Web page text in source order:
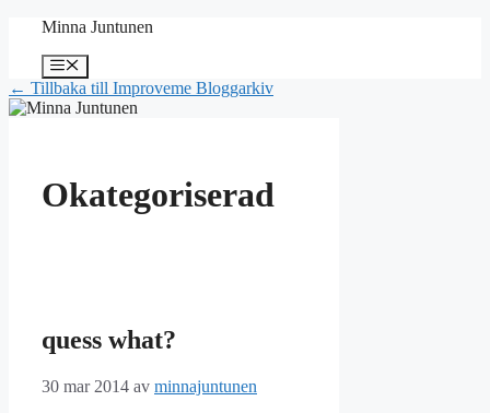
Hoppa
innehåll
Minna Juntunen
Meny
← Tillbaka till Improveme Bloggarkiv
Okategoriserad
quess what?
30 mar 2014 av minnajuntunen